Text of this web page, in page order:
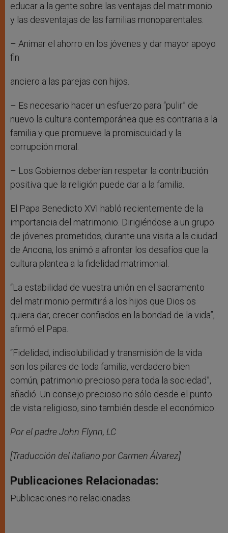
educar a la gente sobre las ventajas del matrimonio
y las desventajas de las familias monoparentales.
– Animar el ahorro en los jóvenes y dar mayor apoyo
fin
anciero a las parejas con hijos.
– Es necesario hacer un esfuerzo para “pulir” de
nuevo la cultura contemporánea que es contraria a la
familia y que promueve la promiscuidad y la
corrupción moral.
– Los Gobiernos deberían respetar la contribución
positiva que la religión puede dar a la familia.
El Papa Benedicto XVI habló recientemente de la
importancia del matrimonio. Dirigiéndose a un grupo
de jóvenes prometidos, durante una visita a la ciudad
de Ancona, los animó a afrontar los desafíos que la
cultura plantea a la fidelidad matrimonial.
“La estabilidad de vuestra unión en el sacramento
del matrimonio permitirá a los hijos que Dios os
quiera dar, crecer confiados en la bondad de la vida”,
afirmó el Papa.
“Fidelidad, indisolubilidad y transmisión de la vida
son los pilares de toda familia, verdadero bien
común, patrimonio precioso para toda la sociedad”,
añadió. Un consejo precioso no sólo desde el punto
de vista religioso, sino también desde el económico.
Por el padre John Flynn, LC
[Traducción del italiano por Carmen Álvarez]
Publicaciones Relacionadas:
Publicaciones no relacionadas.